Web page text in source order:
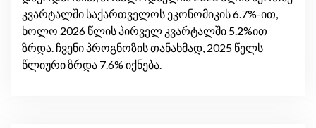
კვარტალში საქართველოს ეკონომიკის 6.7%-ით,
ხოლო 2026 წლის პირველ კვარტალში 5.2%ით
ზრდა. ჩვენი პროგნოზის თანახმად, 2025 წელს
წლიური ზრდა 7.6% იქნება.